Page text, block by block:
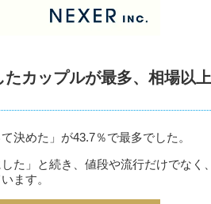
カップルが最多、相場以
決めた」が43.7％で最多でした。
た」と続き、値段や流行だけでなく
ます。